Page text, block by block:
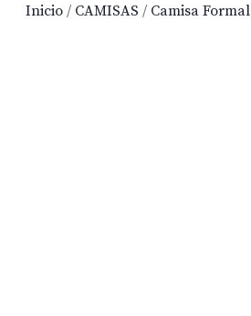
Inicio / CAMISAS / Camisa Formal